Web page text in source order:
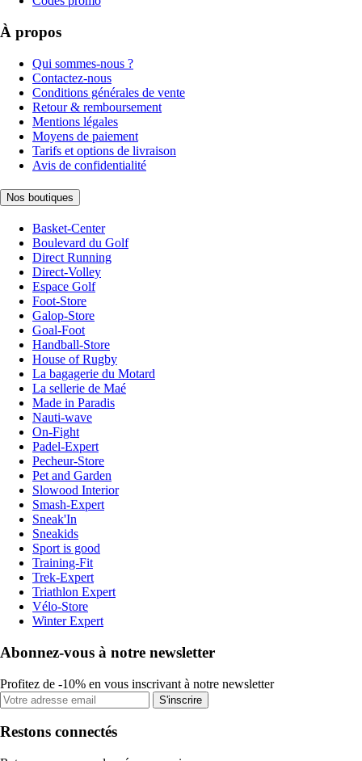
À propos
Qui sommes-nous ?
Contactez-nous
Conditions générales de vente
Retour & remboursement
Mentions légales
Moyens de paiement
Tarifs et options de livraison
Avis de confidentialité
Nos boutiques
Basket-Center
Boulevard du Golf
Direct Running
Direct-Volley
Espace Golf
Foot-Store
Galop-Store
Goal-Foot
Handball-Store
House of Rugby
La bagagerie du Motard
La sellerie de Maé
Made in Paradis
Nauti-wave
On-Fight
Padel-Expert
Pecheur-Store
Pet and Garden
Slowood Interior
Smash-Expert
Sneak'In
Sneakids
Sport is good
Training-Fit
Trek-Expert
Triathlon Expert
Vélo-Store
Winter Expert
Abonnez-vous à notre newsletter
Profitez de -10% en vous inscrivant à notre newsletter
S'inscrire
Restons connectés